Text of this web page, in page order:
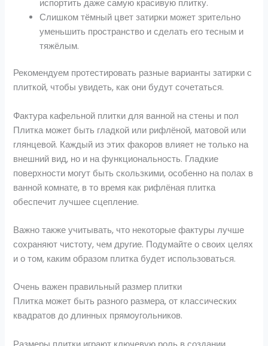
испортить даже самую красивую плитку.
Слишком тёмный цвет затирки может зрительно
уменьшить пространство и сделать его тесным и
тяжёлым.
Рекомендуем протестировать разные варианты затирки с
плиткой, чтобы увидеть, как они будут сочетаться.
Фактура кафельной плитки для ванной на стены и пол
Плитка может быть гладкой или рифлёной, матовой или
глянцевой. Каждый из этих факоров влияет не только на
внешний вид, но и на функциональность. Гладкие
поверхности могут быть скользкими, особенно на полах в
ванной комнате, в то время как рифлёная плитка
обеспечит лучшее сцепление.
Важно также учитывать, что некоторые фактуры лучше
сохраняют чистоту, чем другие. Подумайте о своих целях
и о том, каким образом плитка будет использоваться.
Очень важен правильный размер плитки
Плитка может быть разного размера, от классических
квадратов до длинных прямоугольников.